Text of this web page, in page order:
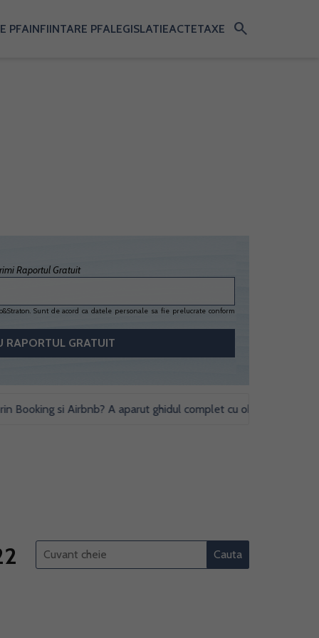
PFAINFIINTARE PFALEGISLATIEACTETAXE search
Raportul Gratuit
Sunt de acord ca datele personale sa fie prelucrate conform
si Airbnb? A aparut ghidul complet cu obligatii fiscale si